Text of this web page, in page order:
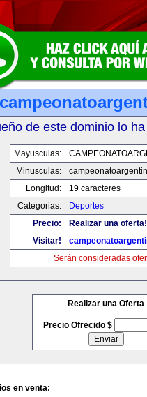
de este dominio lo
Mayusculas:
Minusculas:
Longitud:
19 caracteres
Categorias:
Deportes
Precio:
Realizar una oferta!
Visitar!
Serán consideradas
Realizar una Oferta
Precio Ofrecido $
en venta: